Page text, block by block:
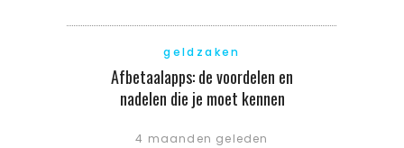
geldzaken
Afbetaalapps: de voordelen en
nadelen die je moet kennen
4 maanden geleden